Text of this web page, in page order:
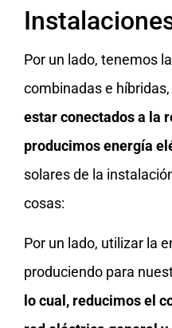
Por un lado, tenemos
combinadas e
estar conectados a la
producimos energía
solares de la
cosas:
Por un lado, utilizar la
produciendo para
lo cual, reducimos el